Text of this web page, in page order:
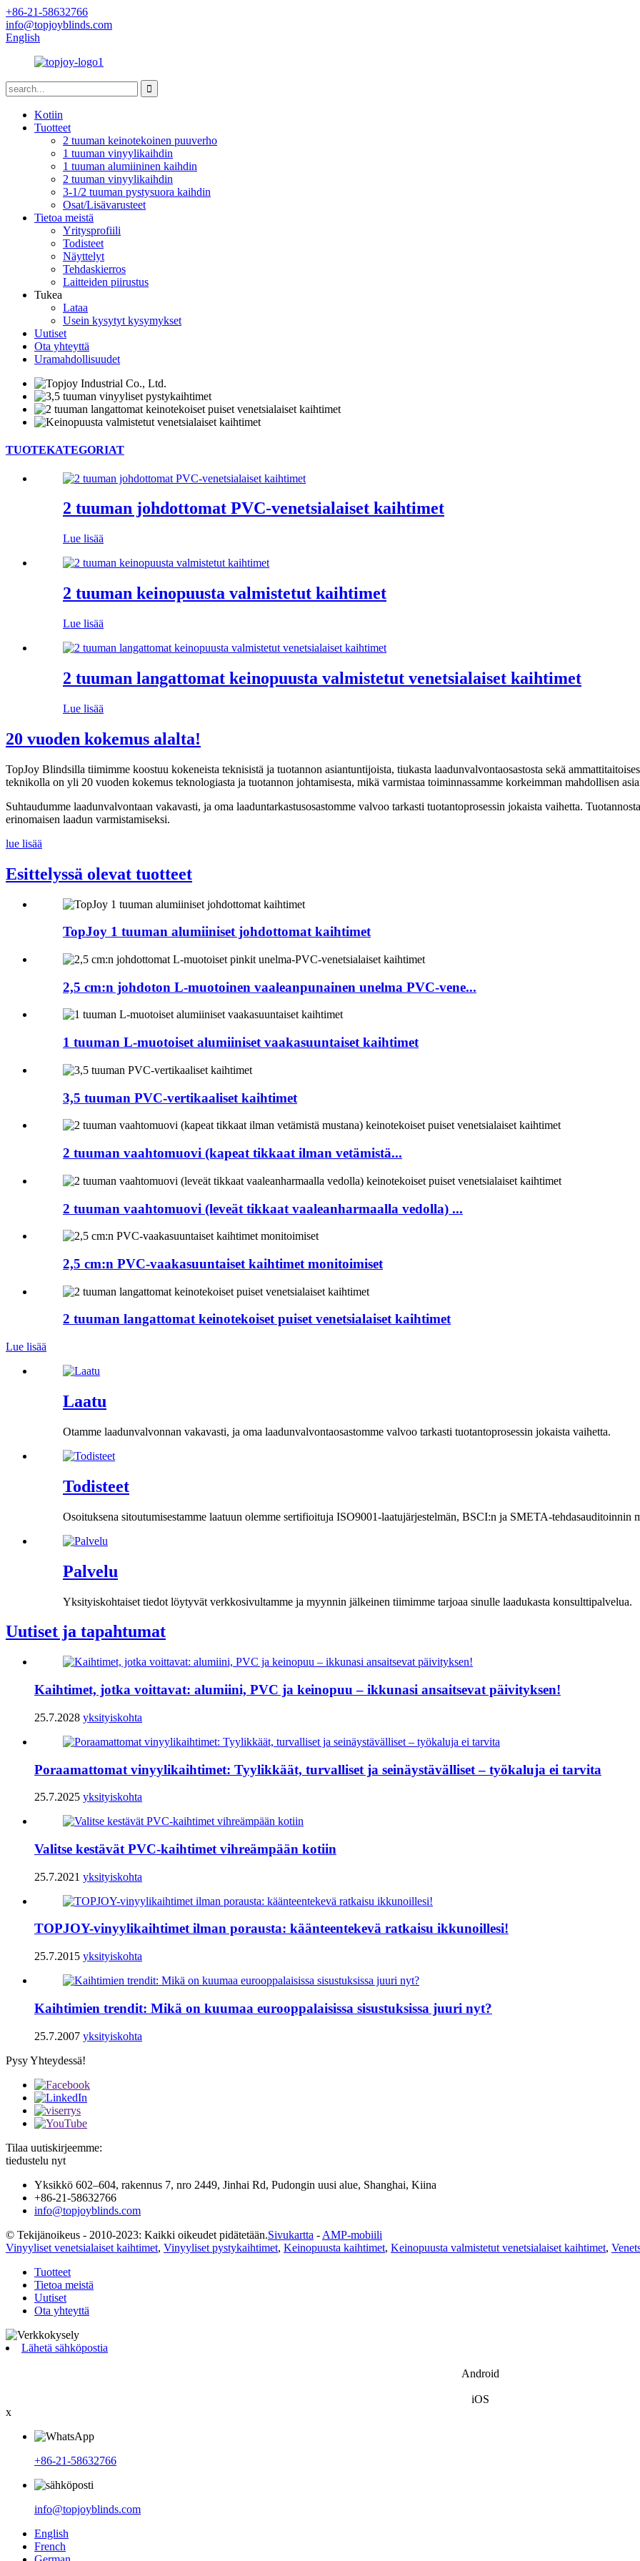
+86-21-58632766
info@topjoyblinds.com
English
Kotiin
Tuotteet
2 tuuman keinotekoinen puuverho
1 tuuman vinyylikaihdin
1 tuuman alumiininen kaihdin
2 tuuman vinyylikaihdin
3-1/2 tuuman pystysuora kaihdin
Osat/Lisävarusteet
Tietoa meistä
Yritysprofiili
Todisteet
Näyttelyt
Tehdaskierros
Laitteiden piirustus
Tukea
Lataa
Usein kysytyt kysymykset
Uutiset
Ota yhteyttä
Uramahdollisuudet
TUOTEKATEGORIAT
2 tuuman johdottomat PVC-venetsialaiset kaihtimet
Lue lisää
2 tuuman keinopuusta valmistetut kaihtimet
Lue lisää
2 tuuman langattomat keinopuusta valmistetut venetsialaiset kaihtimet
Lue lisää
20 vuoden kokemus alalta!
TopJoy Blindsilla tiimimme koostuu kokeneista teknisistä ja tuotannon asiantuntijoista, tiukasta laadunvalvontaosastosta sekä
teknikolla on yli 20 vuoden kokemus teknologiasta ja tuotannon johtamisesta, mikä varmistaa toiminnassamme korkeimman mahdollisen
Suhtaudumme laadunvalvontaan vakavasti, ja oma laaduntarkastusosastomme valvoo tarkasti tuotantoprosessin jokaista vaihetta.
erinomaisen laadun varmistamiseksi.
lue lisää
Esittelyssä olevat tuotteet
TopJoy 1 tuuman alumiiniset johdottomat kaihtimet
2,5 cm:n johdoton L-muotoinen vaaleanpunainen unelma PVC-vene...
1 tuuman L-muotoiset alumiiniset vaakasuuntaiset kaihtimet
3,5 tuuman PVC-vertikaaliset kaihtimet
2 tuuman vaahtomuovi (kapeat tikkaat ilman vetämistä...
2 tuuman vaahtomuovi (leveät tikkaat vaaleanharmaalla vedolla) ...
2,5 cm:n PVC-vaakasuuntaiset kaihtimet monitoimiset
2 tuuman langattomat keinotekoiset puiset venetsialaiset kaihtimet
Lue lisää
Laatu
Otamme laadunvalvonnan vakavasti, ja oma laadunvalvontaosastomme valvoo tarkasti tuotantoprosessin jokaista vaihetta.
Todisteet
Osoituksena sitoutumisestamme laatuun olemme sertifioituja ISO9001-laatujärjestelmän, BSCI:n ja SMETA-tehdasauditoinnin
Palvelu
Yksityiskohtaiset tiedot löytyvät verkkosivultamme ja myynnin jälkeinen tiimimme tarjoaa sinulle laadukasta konsulttipalvelua.
Uutiset ja tapahtumat
Kaihtimet, jotka voittavat: alumiini, PVC ja keinopuu – ikkunasi ansaitsevat päivityksen!
25.7.2028 yksityiskohta
Poraamattomat vinyylikaihtimet: Tyylikkäät, turvalliset ja seinäystävälliset – työkaluja ei tarvita
25.7.2025 yksityiskohta
Valitse kestävät PVC-kaihtimet vihreämpään kotiin
25.7.2021 yksityiskohta
TOPJOY-vinyylikaihtimet ilman porausta: käänteentekevä ratkaisu ikkunoillesi!
25.7.2015 yksityiskohta
Kaihtimien trendit: Mikä on kuumaa eurooppalaisissa sisustuksissa juuri nyt?
25.7.2007 yksityiskohta
Pysy Yhteydessä!
Tilaa uutiskirjeemme:
tiedustelu nyt
Yksikkö 602–604, rakennus 7, nro 2449, Jinhai Rd, Pudongin uusi alue, Shanghai, Kiina
+86-21-58632766
info@topjoyblinds.com
© Tekijänoikeus - 2010-2023: Kaikki oikeudet pidätetään.Sivukartta - AMP-mobiili
Vinyyliset venetsialaiset kaihtimet, Vinyyliset pystykaihtimet, Keinopuusta kaihtimet, Keinopuusta valmistetut venetsialaiset kaihtimet,
Tuotteet
Tietoa meistä
Uutiset
Ota yhteyttä
Lähetä sähköpostia
Android
iOS
x
+86-21-58632766
info@topjoyblinds.com
English
French